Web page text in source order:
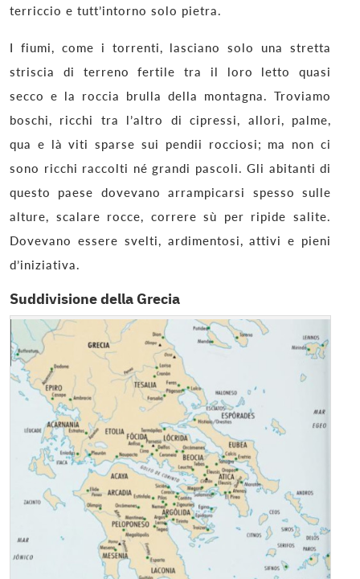
terriccio e tutt’intorno solo pietra.
I fiumi, come i torrenti, lasciano solo una stretta
striscia di terreno fertile tra il loro letto quasi
secco e la roccia brulla della montagna. Troviamo
boschi, ricchi tra l’altro di cipressi, allori, palme,
qua e là viti sparse sui pendii rocciosi; ma non ci
sono ricchi raccolti né grandi pascoli. Gli abitanti di
questo paese dovevano arrampicarsi spesso sulle
alture, scalare rocce, correre sù per ripide salite.
Dovevano essere svelti, ardimentosi, attivi e pieni
d’iniziativa.
Suddivisione della Grecia